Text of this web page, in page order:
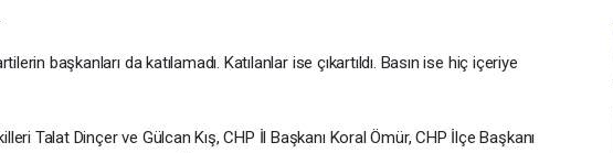
başkanları da katılamadı. Katılanlar ise çıkartıldı. Basın ise hiç içeriye
Talat Dinçer ve Gülcan Kış, CHP İl Başkanı Koral Ömür, CHP İlçe Başkanı